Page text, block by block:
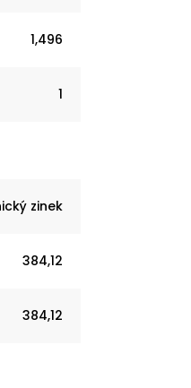
1,496
1
zinek
384,12
384,12